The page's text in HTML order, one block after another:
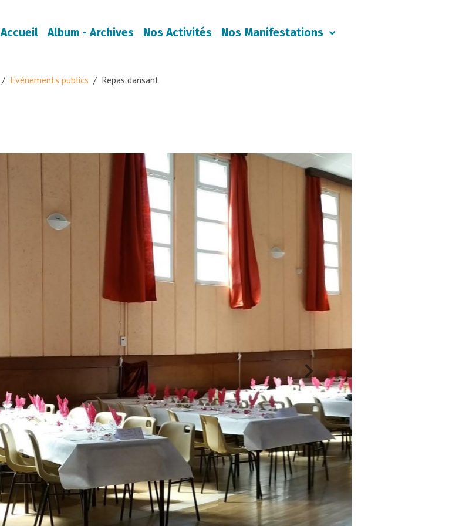
Accueil Album - Archives Nos Activités Nos Manifestations
Evènements publics Repas dansant